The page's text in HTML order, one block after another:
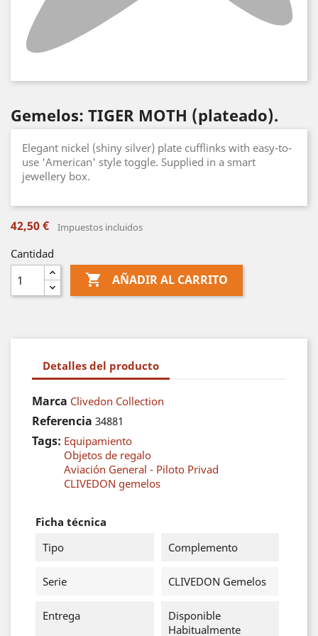
Gemelos: TIGER MOTH (plateado).
Elegant nickel (shiny silver) plate cufflinks with easy-to-
use 'American' style toggle. Supplied in a smart
jewellery box.
42,50 € Impuestos incluidos
Cantidad
 AÑADIR AL CARRITO
Detalles del producto
Marca Clivedon Collection
Referencia 34881
Tags: Equipamiento
Objetos de regalo
Aviación General - Piloto Privad
CLIVEDON gemelos
Ficha técnica
Tipo
Complemento
Serie CLIVEDON Gemelos
Entrega
Disponible
Habitualmente